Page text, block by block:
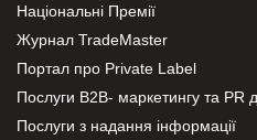
Національні Премії
Журнал TradeMaster
Портал про Private Label
Послуги В2В- маркетингу та PR
Послуги з надання інформації